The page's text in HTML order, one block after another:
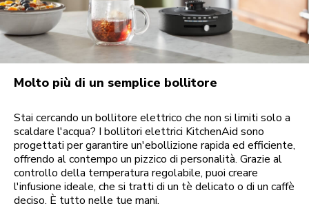
Molto più di un semplice bollitore
Stai cercando un bollitore elettrico che non si limiti solo a
scaldare l'acqua? I bollitori elettrici KitchenAid sono
progettati per garantire un'ebollizione rapida ed efficiente,
offrendo al contempo un pizzico di personalità. Grazie al
controllo della temperatura regolabile, puoi creare
l'infusione ideale, che si tratti di un tè delicato o di un caffè
deciso. È tutto nelle tue mani.